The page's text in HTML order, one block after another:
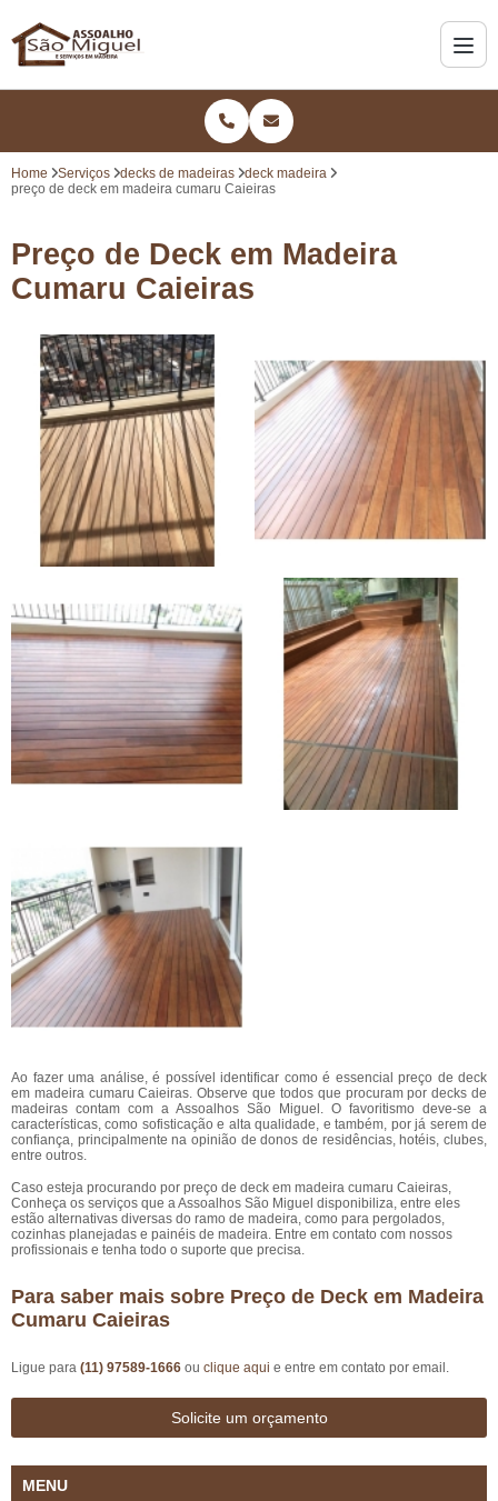
Home Serviços decks de madeiras
deck madeira
preço de deck em madeira cumaru Caieiras
Preço de Deck em Madeira
Cumaru Caieiras
Ao fazer uma análise, é possível identificar como é essencial preço de deck
em madeira cumaru Caieiras. Observe que todos que procuram por decks de
madeiras contam com a Assoalhos São Miguel. O favoritismo deve-se a
características, como sofisticação e alta qualidade, e também, por já serem de
confiança, principalmente na opinião de donos de residências, hotéis, clubes,
entre outros.
Caso esteja procurando por preço de deck em madeira cumaru Caieiras,
Conheça os serviços que a Assoalhos São Miguel disponibiliza, entre eles
estão alternativas diversas do ramo de madeira, como para pergolados,
cozinhas planejadas e painéis de madeira. Entre em contato com nossos
profissionais e tenha todo o suporte que precisa.
Para saber mais sobre Preço de Deck em Madeira
Cumaru Caieiras
Ligue para (11) 97589-1666 ou clique aqui e entre em contato por email.
Solicite um orçamento
MENU